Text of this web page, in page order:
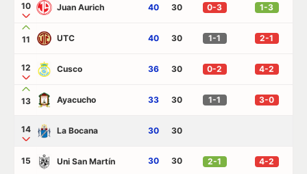
10 Juan Aurich 40 30 0-3 1-3
11 UTC 40 30 1-1 2-1
12 Cusco 36 30 0-2 4-2
13 Ayacucho 33 30 1-1 3-0
14 La Bocana 30 30
15 Uni San Martín 30 30 2-1 4-2